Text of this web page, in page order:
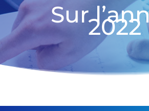
Sur2022